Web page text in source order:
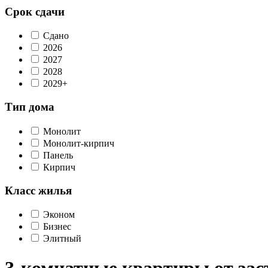
Срок сдачи
Сдано
2026
2027
2028
2029+
Тип дома
Монолит
Монолит-кирпич
Панель
Кирпич
Класс жилья
Эконом
Бизнес
Элитный